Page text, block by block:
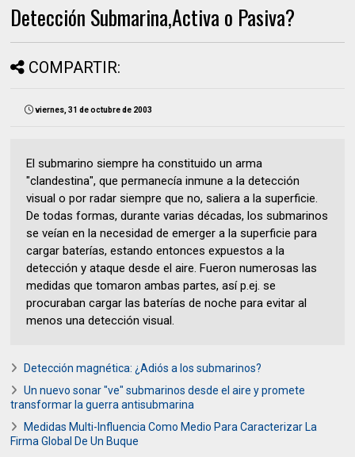
Detección Submarina,Activa o Pasiva?
COMPARTIR:
viernes, 31 de octubre de 2003
El submarino siempre ha constituido un arma
"clandestina", que permanecía inmune a la detección
visual o por radar siempre que no, saliera a la superficie.
De todas formas, durante varias décadas, los submarinos
se veían en la necesidad de emerger a la superficie para
cargar baterías, estando entonces expuestos a la
detección y ataque desde el aire. Fueron numerosas las
medidas que tomaron ambas partes, así p.ej. se
procuraban cargar las baterías de noche para evitar al
menos una detección visual.
Detección magnética: ¿Adiós a los submarinos?
Un nuevo sonar "ve" submarinos desde el aire y promete
transformar la guerra antisubmarina
Medidas Multi-Influencia Como Medio Para Caracterizar La
Firma Global De Un Buque